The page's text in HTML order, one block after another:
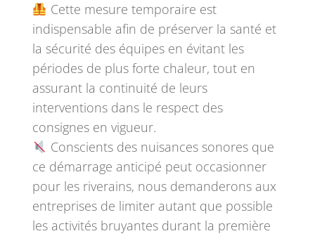
Cette mesure temporaire est
indispensable afin de préserver la santé et
la sécurité des équipes en évitant les
périodes de plus forte chaleur, tout en
assurant la continuité de leurs
interventions dans le respect des
consignes en vigueur.
Conscients des nuisances sonores que
ce démarrage anticipé peut occasionner
pour les riverains, nous demanderons aux
entreprises de limiter autant que possible
les activités bruyantes durant la première